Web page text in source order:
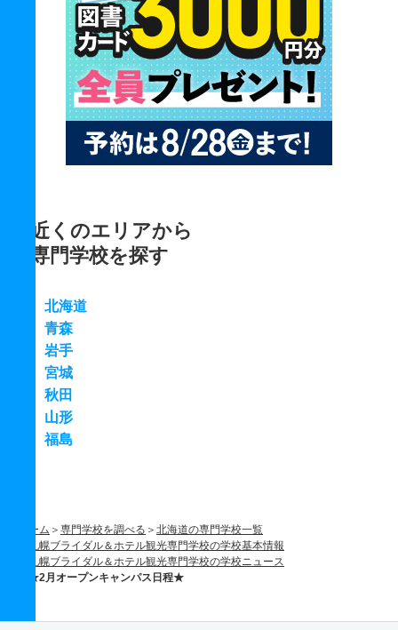
近くのエリアから
専門学校を探す
北海道
青森
岩手
宮城
秋田
山形
福島
ホーム 専門学校を調べる
北海道の専門学校一覧
札幌ブライダル＆ホテル観光専門学校の学校基本情報
札幌ブライダル＆ホテル観光専門学校の学校ニュース
★2月オープンキャンパス日程★